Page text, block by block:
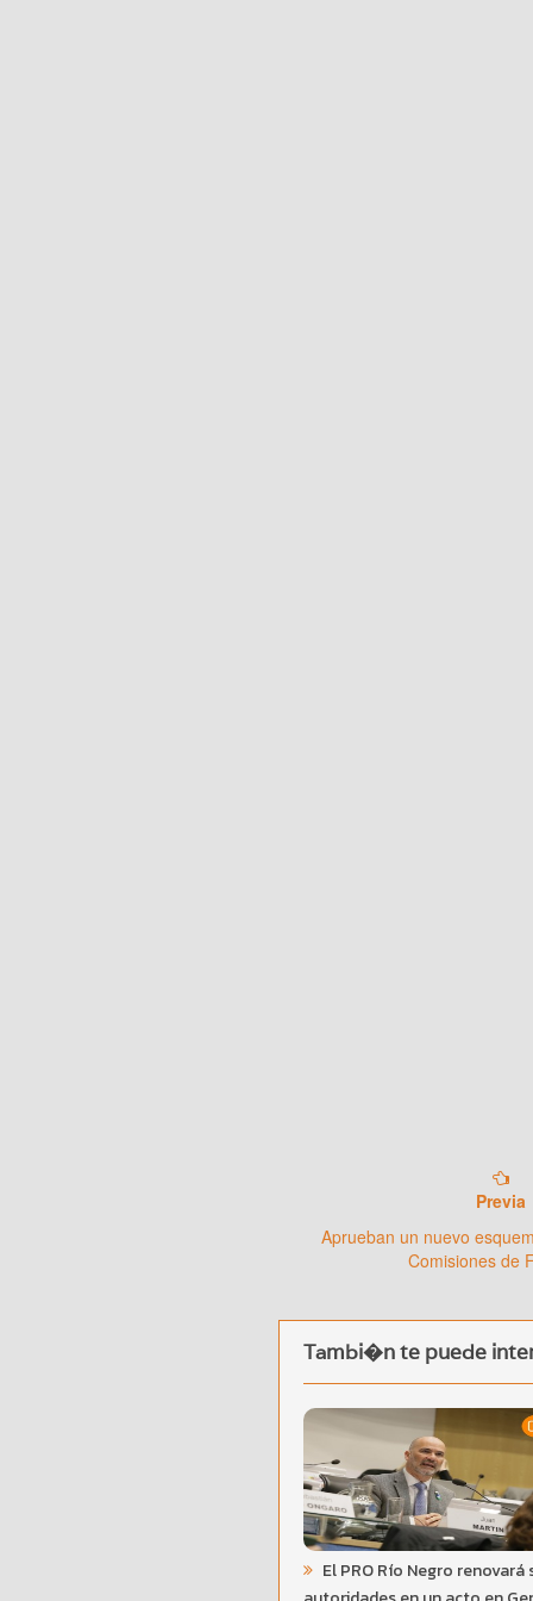
Previa
Aprueban un nuevo
Comisiones de
Tambi�n te puede
El PRO Río Negro renovará